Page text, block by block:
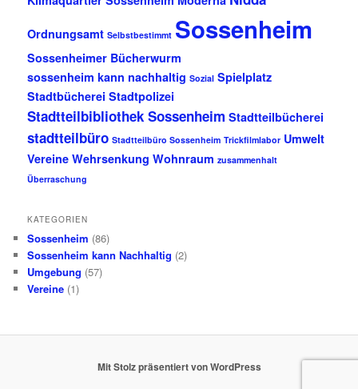
Ordnungsamt Selbstbestimmt Sossenheim
Sossenheimer Bücherwurm
sossenheim kann nachhaltig Sozial Spielplatz
Stadtbücherei Stadtpolizei
Stadtteilbibliothek Sossenheim Stadtteilbücherei
stadtteilbüro Stadtteilbüro Sossenheim Trickfilmlabor Umwelt
Vereine Wehrsenkung Wohnraum zusammenhalt
Überraschung
KATEGORIEN
Sossenheim (86)
Sossenheim kann Nachhaltig (2)
Umgebung (57)
Vereine (1)
Mit Stolz präsentiert von WordPress